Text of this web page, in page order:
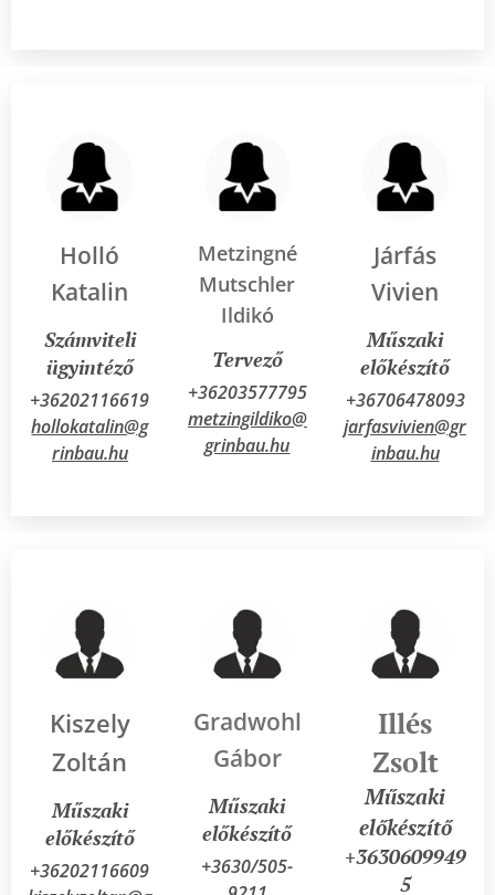
Holló
Katalin
Számviteli
ügyintéző
+36202116619
hollokatalin@g
rinbau.hu
Metzingné
Mutschler
Ildikó
Tervező
+36203577795
metzingildiko@
grinbau.hu
Járfás
Vivien
Műszaki
előkészítő
+36706478093
jarfasvivien@gr
inbau.hu
Kiszely
Zoltán
Műszaki
előkészítő
+36202116609
Gradwohl
Gábor
Műszaki
előkészítő
+3630/505-
Illés
Zsolt
Műszaki
előkészítő
+3630609949
5